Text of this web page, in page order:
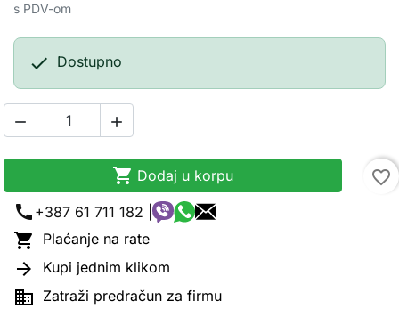
s PDV-om
 Dostupno
 
 Dodaj u korpu
favorite_border
call +387 61 711 182 |
 Plaćanje na rate
 Kupi jednim klikom
 Zatraži predračun za firmu